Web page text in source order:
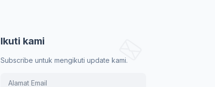
Ikuti kami
Subscribe untuk mengikuti update kami.